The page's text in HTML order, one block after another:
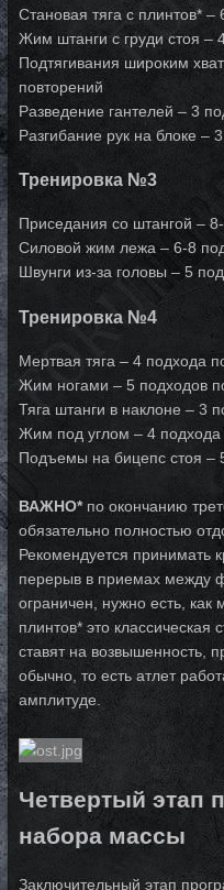
Становая тяга с плинтов*
Жим штанги с груди стоя –
Подтягивания широким
повторений
Разведение гантелей – 3
Разгибание рук на блоке –
Тренировка №3
Приседания со штангой –
Силовой жим лежа – 6-8
Швунги из-за головы – 5
Тренировка №4
Мертвая тяга – 4 подхода
Жим ногами – 5 подходов
Тяга штанги в наклоне – 3
Жим под углом – 4 подхода
Подъемы на бицепс стоя –
ВАЖНО*по окончанию
обязательно полностью
Рекомендуется принимать
перерыв в приемах между
ограничен, нужно есть,
плинтов* это классическая
ста­вят на возвышенность,
обычно, то есть атлет
амплитуде.
Четвертый этап
набора массы
Заключительный этап